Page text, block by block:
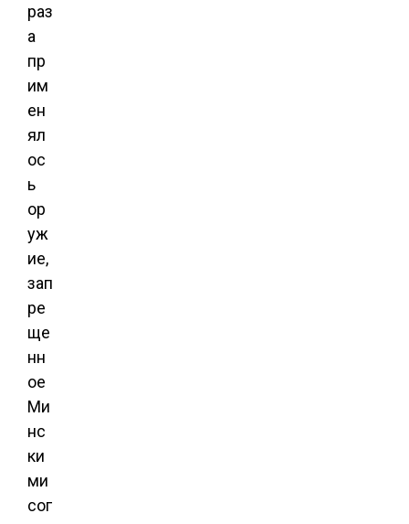
раз
а
пр
им
ен
ял
ос
ь
ор
уж
ие,
зап
ре
ще
нн
ое
Ми
нс
ки
ми
сог